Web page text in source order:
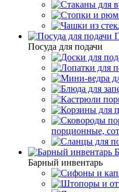
Посуда для подачи
порционные,
Барный инвентарь